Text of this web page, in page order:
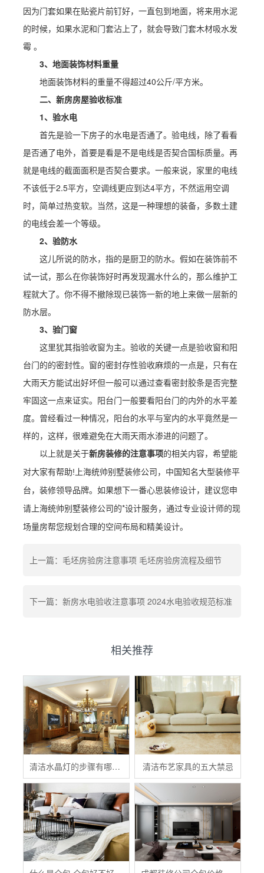
因为门套如果在贴瓷片前钉好，一直包到地面，将来用水泥
的时候，如果水泥和门套沾上了，就会导致门套木材吸水发
霉 。
3、地面装饰材料重量
地面装饰材料的重量不得超过40公斤/平方米。
二、新房房屋验收标准
1、验水电
首先是验一下房子的水电是否通了。验电线，除了看看
是否通了电外，首要是看是不是电线是否契合国标质量。再
就是电线的截面面积是否契合要求。一般来说，家里的电线
不该低于2.5平方，空调线更应到达4平方，不然运用空调
时，简单过热变软。当然，这是一种理想的装备，多数土建
的电线会差一个等级。
2、验防水
这儿所说的防水，指的是厨卫的防水。假如在装饰前不
试一试，那么在你装饰好时再发现漏水什么的，那么维护工
程就大了。你不得不撤除现已装饰一新的地上来做一层新的
防水层。
3、验门窗
这里犹其指验收窗为主。验收的关键一点是验收窗和阳
台门的的密封性。窗的密封存性验收麻烦的一点是，只有在
大雨天方能试出好坏但一般可以通过查看密封胶条是否完整
牢固这一点来证实。阳台门一般要看阳台门的内外的水平差
度。曾经看过一种情况，阳台的水平与室内的水平竟然是一
样的，这样，很难避免在大雨天雨水渗进的问题了。
以上就是关于新房装修的注意事项的相关内容，希望能
对大家有帮助!上海统帅别墅装修公司，中国知名大型装修平
台，装修领导品牌。如果想下一番心思装修设计，建议您申
请上海统帅别墅装修公司的*设计服务，通过专业设计师的现
场量房帮您规划合理的空间布局和精美设计。
上一篇：毛坯房验房注意事项 毛坯房验房流程及细节
下一篇：新房水电验收注意事项 2024水电验收规范标准
相关推荐
清洁水晶灯的步骤有哪些？ 清洁布艺家具的五大禁忌